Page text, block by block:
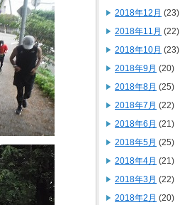
2018年12月 (23)
2018年11月 (22)
2018年10月 (23)
2018年9月 (20)
2018年8月 (25)
2018年7月 (22)
2018年6月 (21)
2018年5月 (25)
2018年4月 (21)
2018年3月 (22)
2018年2月 (20)